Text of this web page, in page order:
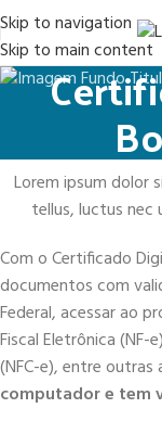
Skip to navigation
Skip to main content
Lorem ipsum dolor
tellus, luctus nec
Com o Certificado
documentos com
Federal, acessar ao
Fiscal Eletrônica (NF-
(NFC-e), entre outras
computador e tem